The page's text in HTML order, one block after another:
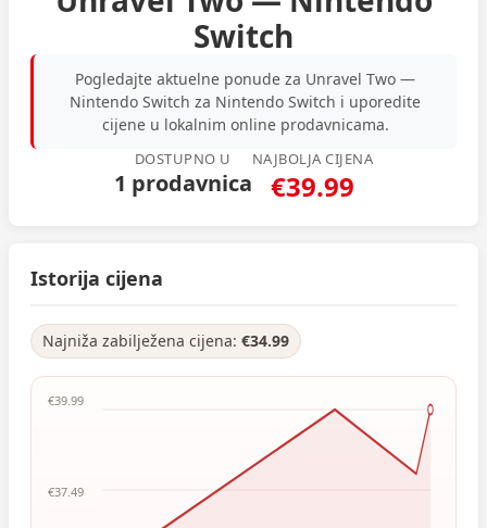
Switch
Pogledajte aktuelne ponude za Unravel Two —
Nintendo Switch za Nintendo Switch i uporedite
cijene u lokalnim online prodavnicama.
DOSTUPNO U
1 prodavnica
NAJBOLJA CIJENA
€39.99
Istorija cijena
Najniža zabilježena cijena: €34.99
€39.99
€37.49